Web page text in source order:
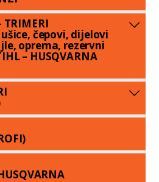
TRIMERI
čepovi, dijelovi
oprema, rezervni
– HUSQVARNA